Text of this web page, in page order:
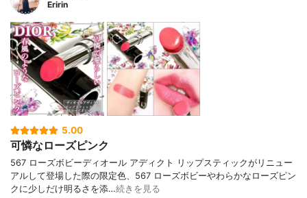
Eririn
5.00
可憐なローズピンク
567 ローズボビーディオール アディクト リップスティックがリニュー
アルして登場した際の限定色、567 ローズボビーやわらかなローズピン
クに少しだけ明るさを添…続きを見る